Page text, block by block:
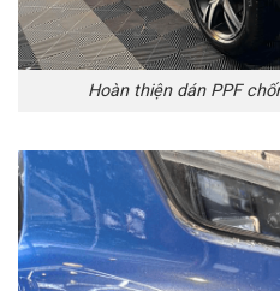
Hoàn thiện dán PPF